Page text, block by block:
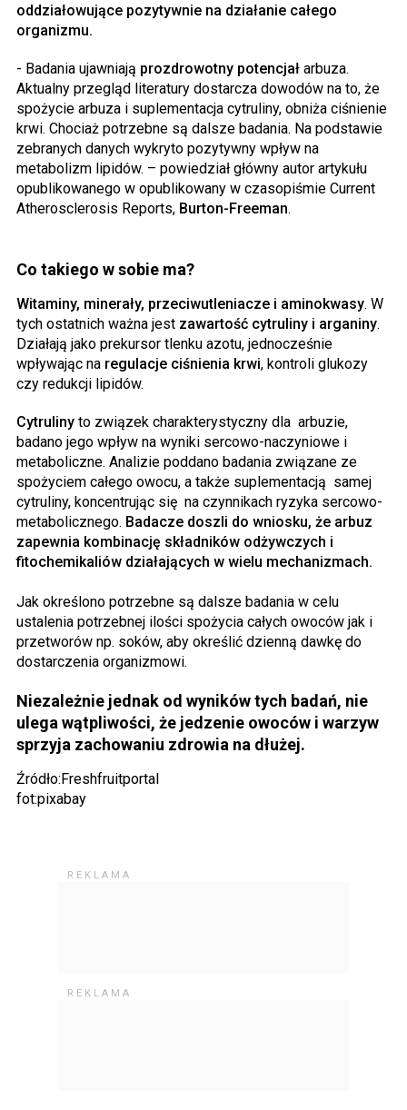
oddziałowujące pozytywnie na działanie całego
organizmu.
- Badania ujawniają prozdrowotny potencjał arbuza.
Aktualny przegląd literatury dostarcza dowodów na to, że
spożycie arbuza i suplementacja cytruliny, obniża ciśnienie
krwi. Chociaż potrzebne są dalsze badania. Na podstawie
zebranych danych wykryto pozytywny wpływ na
metabolizm lipidów. – powiedział główny autor artykułu
opublikowanego w opublikowany w czasopiśmie Current
Atherosclerosis Reports, Burton-Freeman.
Co takiego w sobie ma?
Witaminy, minerały, przeciwutleniacze i aminokwasy. W
tych ostatnich ważna jest zawartość cytruliny i arganiny.
Działają jako prekursor tlenku azotu, jednocześnie
wpływając na regulacje ciśnienia krwi, kontroli glukozy
czy redukcji lipidów.
Cytruliny to związek charakterystyczny dla arbuzie,
badano jego wpływ na wyniki sercowo-naczyniowe i
metaboliczne. Analizie poddano badania związane ze
spożyciem całego owocu, a także suplementacją samej
cytruliny, koncentrując się na czynnikach ryzyka sercowo-
metabolicznego. Badacze doszli do wniosku, że arbuz
zapewnia kombinację składników odżywczych i
fitochemikaliów działających w wielu mechanizmach.
Jak określono potrzebne są dalsze badania w celu
ustalenia potrzebnej ilości spożycia całych owoców jak i
przetworów np. soków, aby określić dzienną dawkę do
dostarczenia organizmowi.
Niezależnie jednak od wyników tych badań, nie
ulega wątpliwości, że jedzenie owoców i warzyw
sprzyja zachowaniu zdrowia na dłużej.
Źródło:Freshfruitportal
fot:pixabay